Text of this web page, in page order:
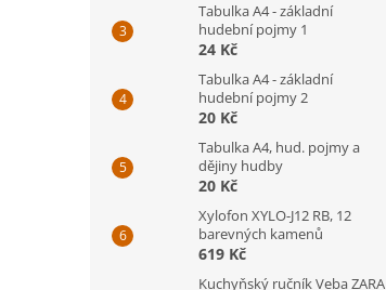
Tabulka A4 - základní
hudební pojmy 1
24 Kč
Tabulka A4 - základní
hudební pojmy 2
20 Kč
Tabulka A4, hud. pojmy a
dějiny hudby
20 Kč
Xylofon XYLO-J12 RB, 12
barevných kamenů
619 Kč
Kuchyňský ručník Veba ZARA